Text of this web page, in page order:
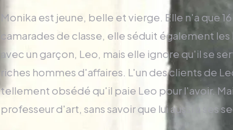
Monika est jeune, belle et vierge. Elle n'a que
camarades de classe, elle séduit également
avec un garçon, Leo, mais elle ignore qu'il se
riches hommes d'affaires. L'un des clients de
tellement obsédé qu'il paie Leo pour l'avoir.
professeur d'art, sans savoir que lui aussi a ses